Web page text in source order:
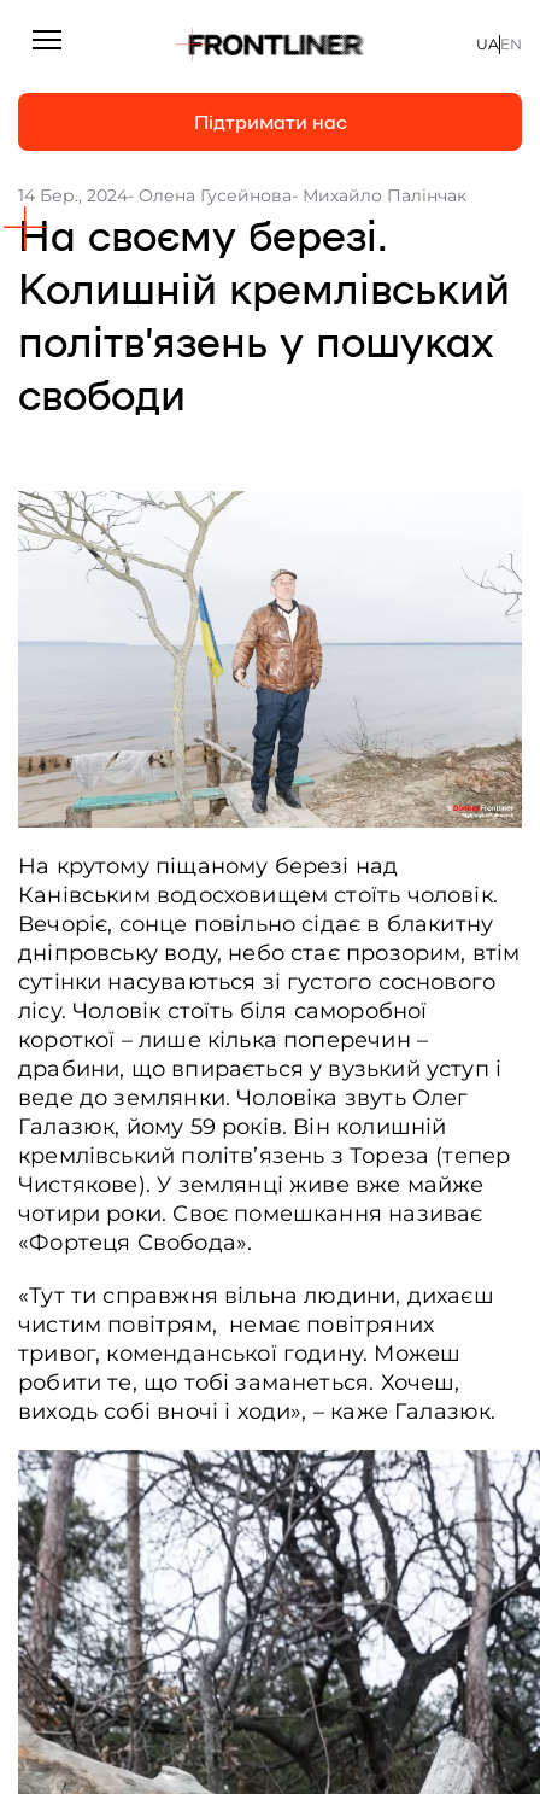
Репортажі
Інтерв’ю
Особисто
На часі
Підтримати
Команда
Контакти
Партнери проєкту та подяка
Редакційна політика | Копірайт
Документи
Підтримати нас
UAEN
Підтримати нас
14 Бер., 2024- Олена Гусейнова- Михайло Палінчак
На своєму березі.
Колишній кремлівський
політв’язень у пошуках
свободи
На крутому піщаному березі над
Канівським водосховищем стоїть чоловік.
Вечоріє, сонце повільно сідає в блакитну
дніпровську воду, небо стає прозорим, втім
сутінки насуваються зі густого соснового
лісу. Чоловік стоїть біля саморобної
короткої – лише кілька поперечин –
драбини, що впирається у вузький уступ і
веде до землянки. Чоловіка звуть Олег
Галазюк, йому 59 років. Він колишній
кремлівський політв’язень з Тореза (тепер
Чистякове). У землянці живе вже майже
чотири роки. Своє помешкання називає
«Фортеця Свобода».
«Тут ти справжня вільна людини, дихаєш
чистим повітрям, немає повітряних
тривог, коменданської годину. Можеш
робити те, що тобі заманеться. Хочеш,
виходь собі вночі і ходи», – каже Галазюк.